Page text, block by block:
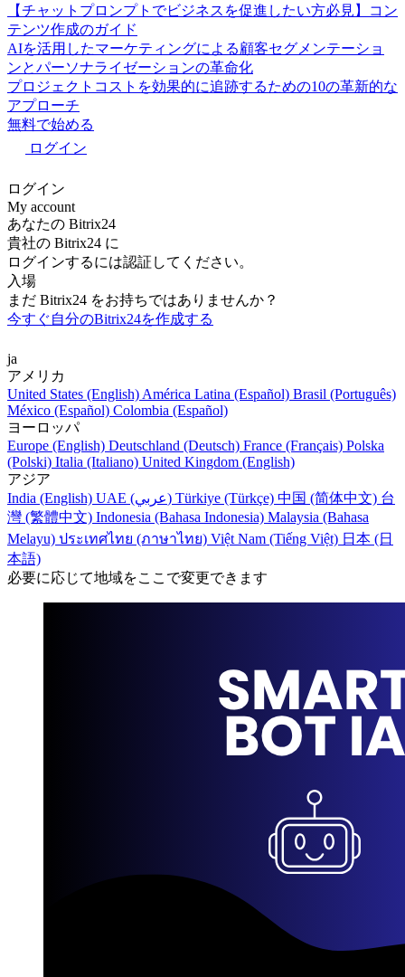
【チャットプロンプトでビジネスを促進したい方必見】コン
テンツ作成のガイド
AIを活用したマーケティングによる顧客セグメンテーショ
ンとパーソナライゼーションの革命化
プロジェクトコストを効果的に追跡するための10の革新的な
アプローチ
無料で始める
ログイン
ログイン
My account
あなたの Bitrix24
貴社の Bitrix24 に
ログインするには認証してください。
入場
まだ Bitrix24 をお持ちではありませんか？
今すぐ自分のBitrix24を作成する
ja
アメリカ
United States (English) América Latina (Español) Brasil (Português)
México (Español) Colombia (Español)
ヨーロッパ
Europe (English) Deutschland (Deutsch) France (Français) Polska
(Polski) Italia (Italiano) United Kingdom (English)
アジア
India (English)
UAE (عربي) Türkiye (Türkçe) 中国 (简体中文) 台
灣 (繁體中文) Indonesia (Bahasa Indonesia) Malaysia (Bahasa
Melayu) ประเทศไทย (ภาษาไทย) Việt Nam (Tiếng Việt) 日本 (日
本語)
必要に応じて地域をここで変更できます